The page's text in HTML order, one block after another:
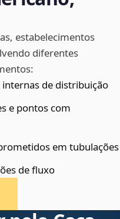
estabelecimentos
diferentes
de distribuição
e pontos com
em tubulações
de fluxo